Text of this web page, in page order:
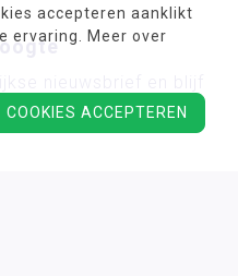
accepteren aanklikt
ervaring. Meer over
COOKIES ACCEPTEREN
de nieuwste